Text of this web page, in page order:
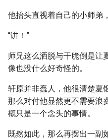
他抬头直视着自己的小师弟
“讲！”
师兄这么洒脱与干脆倒是让
像也没什么好奇怪的。
轩原并非蠢人，他很清楚夏
那么对付他显然更不需要浪
概只是一个念头的事情。
既然如此，那么再摆出一副